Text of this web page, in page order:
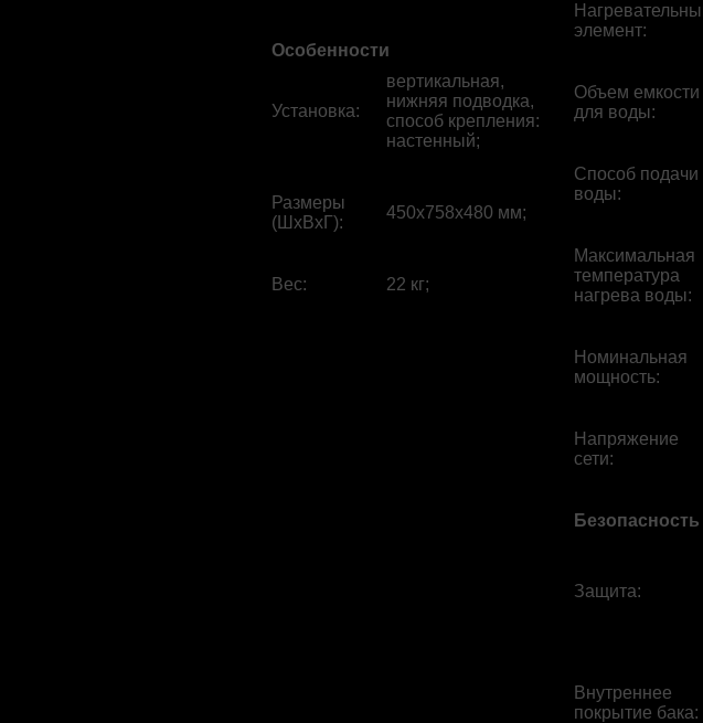
Особенности
Установка:
вертикальная,
нижняя подводка,
способ крепления:
настенный;
Размеры
(ШхВхГ):
450x758x480 мм;
Вес: 22 кг;
элемент:
Объем емкости
для воды:
Способ подачи
воды:
Максимальная
температура
нагрева воды:
Номинальная
мощность:
Напряжение
сети:
Безопасность
Защита:
Внутреннее
покрытие бака: